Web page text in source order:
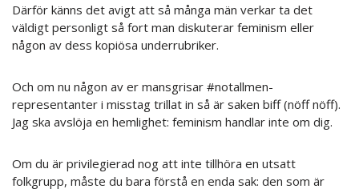
Därför känns det avigt att så många män verkar ta det
väldigt personligt så fort man diskuterar feminism eller
någon av dess kopiösa underrubriker.
Och om nu någon av er mansgrisar #notallmen-
representanter i misstag trillat in så är saken biff (nöff nöff).
Jag ska avslöja en hemlighet: feminism handlar inte om dig.
Om du är privilegierad nog att inte tillhöra en utsatt
folkgrupp, måste du bara förstå en enda sak: den som är